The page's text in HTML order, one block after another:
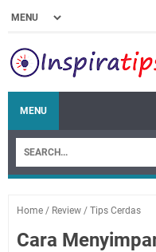
MENU
Home / Review / Tips Cerdas
Cara